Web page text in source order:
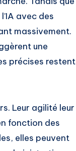
avec des
massivement.
une
précises restent
Leur agilité leur
fonction des
elles peuvent